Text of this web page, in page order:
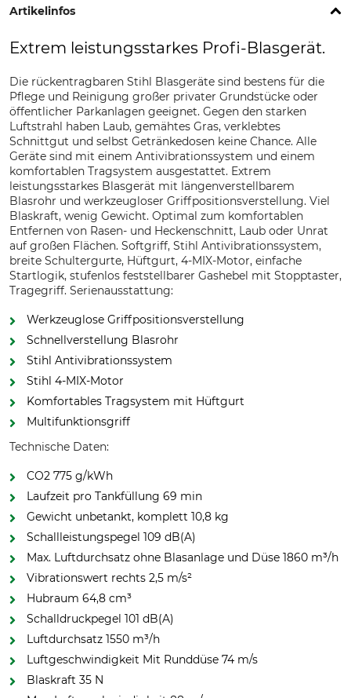
Artikelinfos
Extrem leistungsstarkes Profi-Blasgerät.
Die rückentragbaren Stihl Blasgeräte sind bestens für die
Pflege und Reinigung großer privater Grundstücke oder
öffentlicher Parkanlagen geeignet. Gegen den starken
Luftstrahl haben Laub, gemähtes Gras, verklebtes
Schnittgut und selbst Getränkedosen keine Chance. Alle
Geräte sind mit einem Antivibrationssystem und einem
komfortablen Tragsystem ausgestattet. Extrem
leistungsstarkes Blasgerät mit längenverstellbarem
Blasrohr und werkzeugloser Griffpositionsverstellung. Viel
Blaskraft, wenig Gewicht. Optimal zum komfortablen
Entfernen von Rasen- und Heckenschnitt, Laub oder Unrat
auf großen Flächen. Softgriff, Stihl Antivibrationssystem,
breite Schultergurte, Hüftgurt, 4-MIX-Motor, einfache
Startlogik, stufenlos feststellbarer Gashebel mit Stopptaster,
Tragegriff. Serienausstattung:
Werkzeuglose Griffpositionsverstellung
Schnellverstellung Blasrohr
Stihl Antivibrationssystem
Stihl 4-MIX-Motor
Komfortables Tragsystem mit Hüftgurt
Multifunktionsgriff
Technische Daten:
CO2 775 g/kWh
Laufzeit pro Tankfüllung 69 min
Gewicht unbetankt, komplett 10,8 kg
Schallleistungspegel 109 dB(A)
Max. Luftdurchsatz ohne Blasanlage und Düse 1860 m³/h
Vibrationswert rechts 2,5 m/s²
Hubraum 64,8 cm³
Schalldruckpegel 101 dB(A)
Luftdurchsatz 1550 m³/h
Luftgeschwindigkeit Mit Runddüse 74 m/s
Blaskraft 35 N